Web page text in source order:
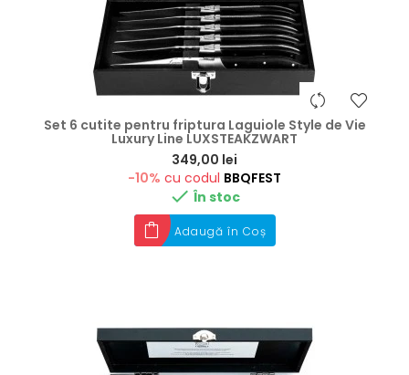
Set 6 cutite pentru friptura Laguiole Style de Vie
Luxury Line LUXSTEAKZWART
349,00 lei
-10% cu codul BBQFEST
 În stoc
Adaugă în Coș